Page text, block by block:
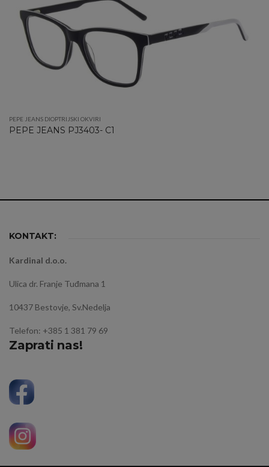
PEPE JEANS DIOPTRIJSKI OKVIRI
PEPE JEANS PJ3403- C1
KONTAKT:
Kardinal d.o.o.
Ulica dr. Franje Tuđmana 1
10437 Bestovje, Sv.Nedelja
Telefon: +385 1 381 79 69
Zaprati nas!